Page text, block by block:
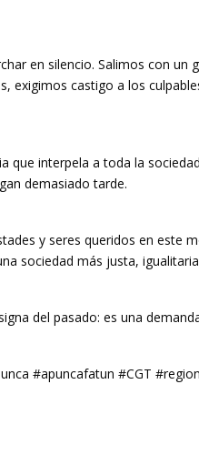
en silencio. Salimos con
exigimos castigo a los
que interpela a toda la
demasiado tarde.
y seres queridos en este
sociedad más justa,
del pasado: es una
#apuncafatun #CGT